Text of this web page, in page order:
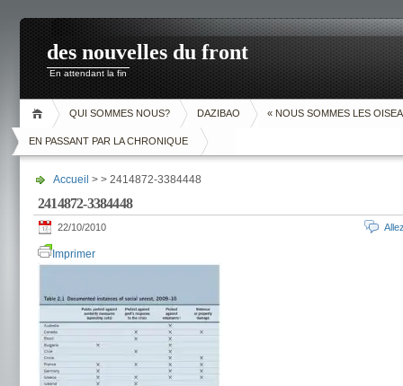
des nouvelles du front
En attendant la fin
QUI SOMMES NOUS? DAZIBAO « NOUS SOMMES LES
EN PASSANT PAR LA CHRONIQUE
Accueil > > 2414872-3384448
2414872-3384448
22/10/2010
Imprimer